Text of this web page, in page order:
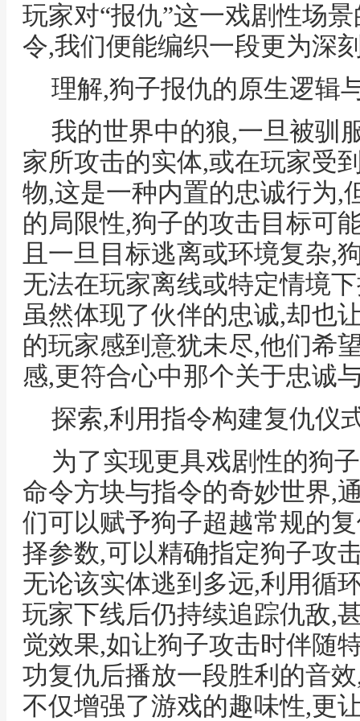
玩家对“报仇”这一戏剧性场
令,我们便能编织一段更为深
理解,狗子报仇的原生逻辑
我的世界中的狼,一旦被驯
家所攻击的实体,或在玩家受
物,这是一种内置的忠诚行为,
的局限性,狗子的攻击目标可
且一旦目标逃离或环境复杂,
无法在玩家离线或特定情境
虽然体现了伙伴的忠诚,却也
的玩家感到意犹未尽,他们希
感,更符合心中那个关于忠诚
探索,利用指令构建复仇仪
为了实现更具戏剧性的狗
命令方块与指令的奇妙世界,
们可以赋予狗子超越常规的
择参数,可以精确指定狗子攻
无论该实体逃到多远,利用循
玩家下线后仍持续追踪仇敌,
觉效果,如让狗子攻击时伴随
功复仇后播放一段胜利的音
不仅增强了游戏的趣味性,更